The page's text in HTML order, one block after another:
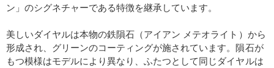
ン」のシグネチャーである特徴を継承しています。
美しいダイヤルは本物の鉄隕石（アイアン メテオライト）から
形成され、グリーンのコーティングが施されています。隕石が
もつ模様はモデルにより異なり、ふたつとして同じダイヤルは